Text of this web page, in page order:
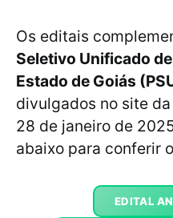
Os editais
Seletivo Unificado
Estado de Goiás
divulgados no site da
28 de janeiro de
abaixo para conferir
EDITAL